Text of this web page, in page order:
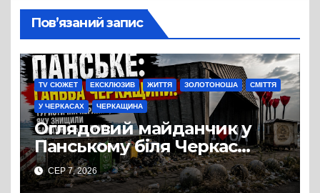
Пов’язаний запис
TV СЮЖЕТ ЕКСКЛЮЗИВ ЖИТТЯ ЗОЛОТОНОША СМІТТЯ
У ЧЕРКАСАХ ЧЕРКАЩИНА
Оглядовий майданчик у
Панському біля Черкас
перетворився на занедбане
сміттєзвалище
СЕР 7, 2026